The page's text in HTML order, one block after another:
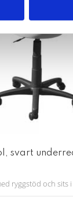
svart
ryggstöd och sits i